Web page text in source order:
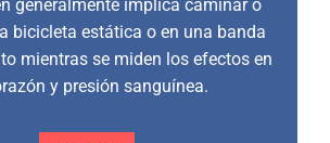
generalmente implica caminar o
bicicleta estática o en una banda
mientras se miden los efectos en
y presión sanguínea.